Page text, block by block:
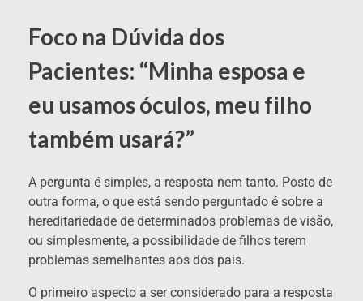
Foco na Dúvida dos
Pacientes: “Minha esposa e
eu usamos óculos, meu filho
também usará?”
A pergunta é simples, a resposta nem tanto. Posto de
outra forma, o que está sendo perguntado é sobre a
hereditariedade de determinados problemas de visão,
ou simplesmente, a possibilidade de filhos terem
problemas semelhantes aos dos pais.
O primeiro aspecto a ser considerado para a resposta